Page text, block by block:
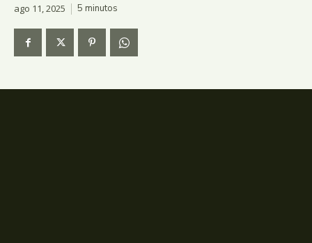
ago 11, 2025 5 minutos